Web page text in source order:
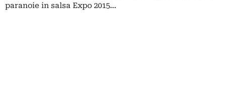
paranoie in salsa Expo 2015…